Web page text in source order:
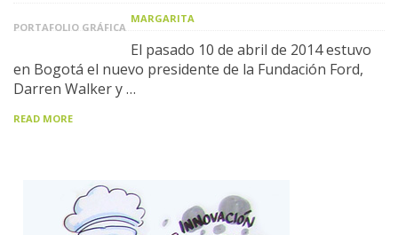
PORTAFOLIO GRÁFICA
MARGARITA
El pasado 10 de abril de 2014 estuvo
en Bogotá el nuevo presidente de la Fundación Ford,
Darren Walker y …
READ MORE